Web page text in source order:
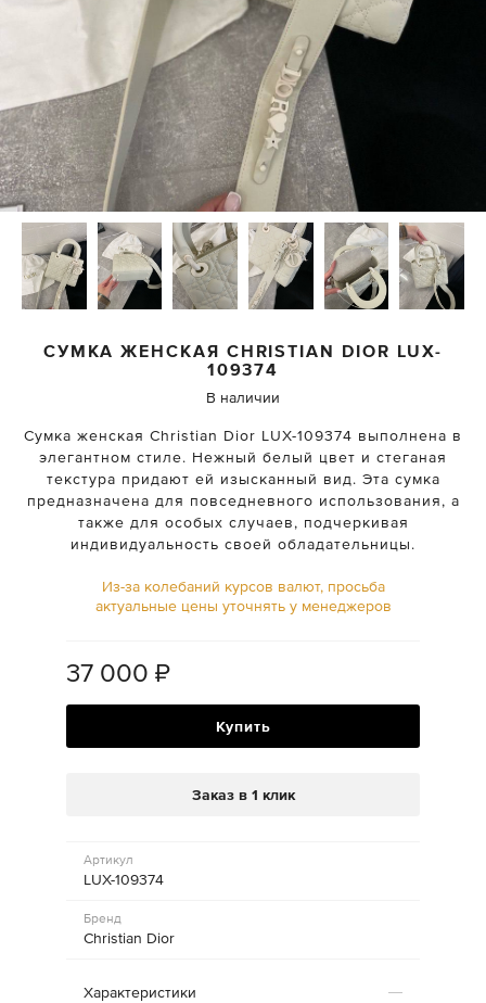
СУМКА ЖЕНСКАЯ CHRISTIAN DIOR LUX-
109374
В наличии
Сумка женская Christian Dior LUX-109374 выполнена в
элегантном стиле. Нежный белый цвет и стеганая
текстура придают ей изысканный вид. Эта сумка
предназначена для повседневного использования, а
также для особых случаев, подчеркивая
индивидуальность своей обладательницы.
Из-за колебаний курсов валют, просьба
актуальные цены уточнять у менеджеров
37 000 ₽
Купить
Заказ в 1 клик
Артикул
LUX-109374
Бренд
Christian Dior
Характеристики